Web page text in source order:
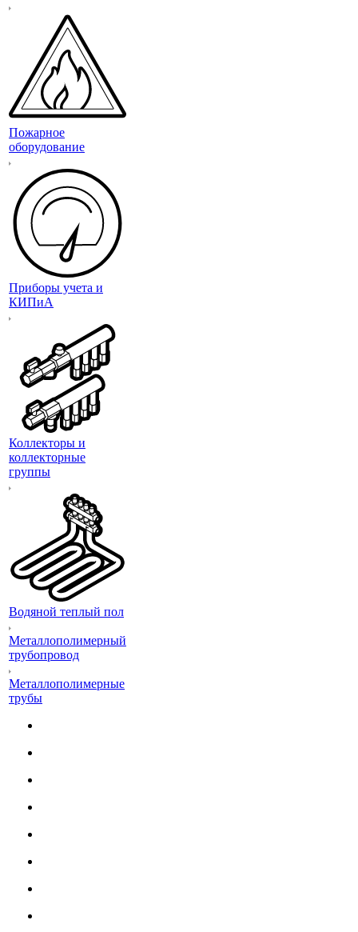
Пожарное
оборудование
Приборы учета и
КИПиА
Коллекторы и
коллекторные
группы
Водяной теплый пол
Металлополимерный
трубопровод
Металлополимерные
трубы